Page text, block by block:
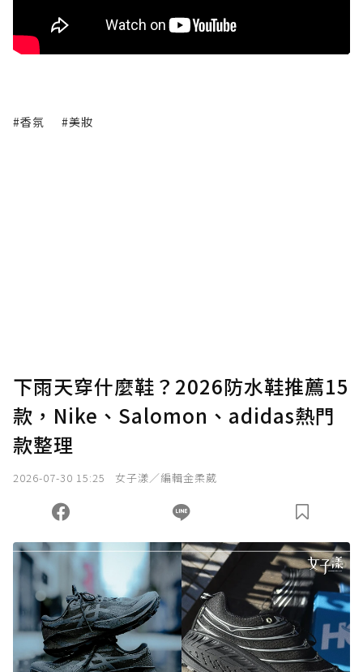
#香氛 #美妝
下雨天穿什麼鞋？2026防水鞋推薦15
款，Nike、Salomon、adidas熱門
款整理
2026-07-30 15:25 女子漾／編輯金柔葳